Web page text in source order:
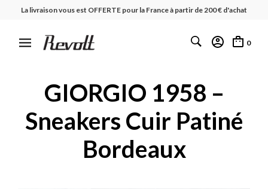
La livraison vous est OFFERTE pour la France à partir de 200 € d'achat
0
GIORGIO 1958 –
Sneakers Cuir Patiné
Bordeaux